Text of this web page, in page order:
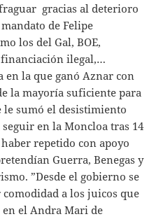
gracias al deterioro
de Felipe
los del Gal, BOE,
ilegal,…
en la que ganó Aznar con
la mayoría suficiente para
le sumó el desistimiento
en la Moncloa tras 14
repetido con apoyo
Guerra, Benegas y
”Desde el gobierno se
a los juicos que
el Andra Mari de